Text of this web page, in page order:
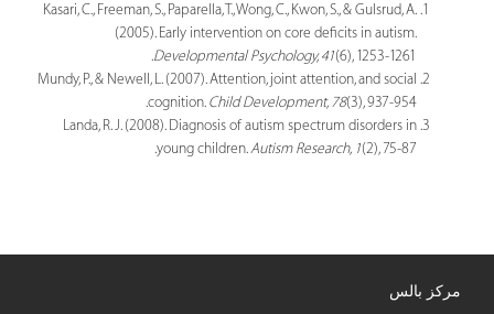
Kasari, C., Freeman, S., Paparella, T., Wong, C., Kwon, S., & Gulsrud, A.
(2005). Early intervention on core deficits in autism.
Developmental Psychology, 41(6), 1253-1261.
Mundy, P., & Newell, L. (2007). Attention, joint attention, and social
cognition. Child Development, 78(3), 937-954.
Landa, R. J. (2008). Diagnosis of autism spectrum disorders in
young children.Autism Research, 1(2), 75-87.
مركز بالس